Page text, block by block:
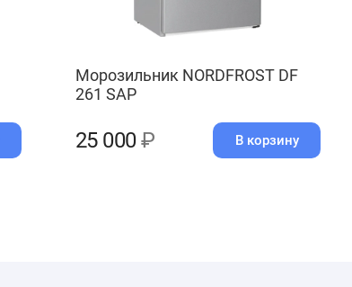
Морозильник NORDFROST DF
261 SAP
25 000₽ В корзину